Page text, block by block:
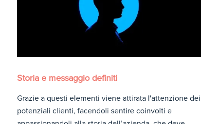
Storia e messaggio definiti
Grazie a questi elementi viene attirata l'attenzione dei
potenziali clienti, facendoli sentire coinvolti e